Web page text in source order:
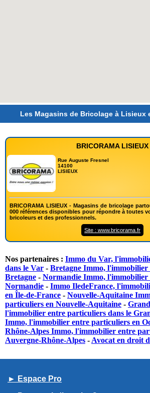
Les Magasins de Bricolage à Lisieux
BRICORAMA LISIEUX
Rue Auguste Fresnel
14100
LISIEUX
BRICORAMA LISIEUX - Magasins de bricolage
000 références disponibles pour répondre à toutes
bricoleurs et des professionnels.
Site : www.bricorama.fr
Nos partenaires : Immo du Var,
dans le Var - Bretagne Immo, l'immobilier
Bretagne - Normandie Immo, l'immobilier
Normandie - Immo IledeFrance,
en Île-de-France - Nouvelle-Aquitaine
particuliers en Nouvelle-Aquitaine -
l'immobilier entre particuliers dans le
Immo, l'immobilier entre particuliers en
Rhône-Alpes Immo, l'immobilier entre
Auvergne-Rhône-Alpes - Avocat en droit
► Espace Pro